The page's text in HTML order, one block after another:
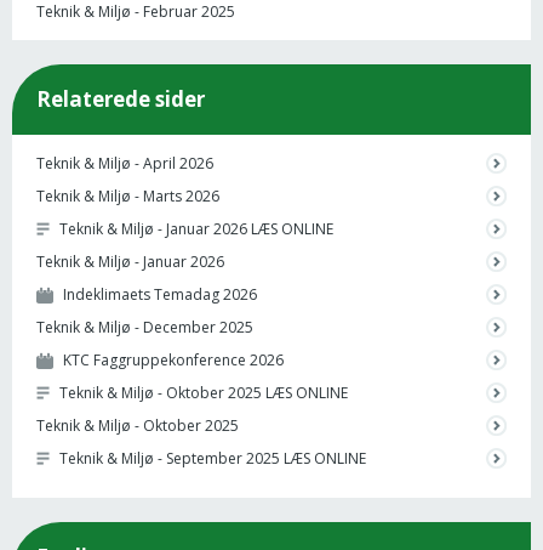
Teknik & Miljø - Februar 2025
Relaterede sider
Teknik & Miljø - April 2026
Teknik & Miljø - Marts 2026
Teknik & Miljø - Januar 2026 LÆS ONLINE
Teknik & Miljø - Januar 2026
Indeklimaets Temadag 2026
Teknik & Miljø - December 2025
KTC Faggruppekonference 2026
Teknik & Miljø - Oktober 2025 LÆS ONLINE
Teknik & Miljø - Oktober 2025
Teknik & Miljø - September 2025 LÆS ONLINE